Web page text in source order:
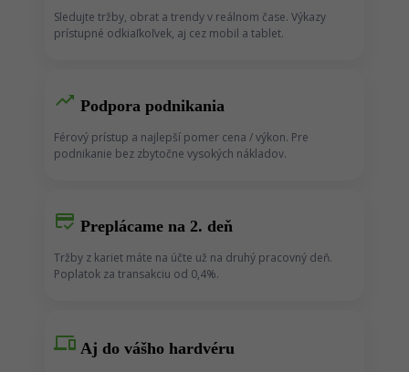
Sledujte tržby, obrat a trendy v reálnom čase. Výkazy
prístupné odkiaľkoľvek, aj cez mobil a tablet.
trending_up Podpora podnikania
Férový prístup a najlepší pomer cena / výkon. Pre
podnikanie bez zbytočne vysokých nákladov.
credit_score Preplácame na 2. deň
Tržby z kariet máte na účte už na druhý pracovný deň.
Poplatok za transakciu od 0,4%.
devices Aj do vášho hardvéru